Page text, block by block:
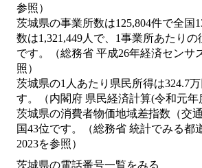
参照）
茨城県の事業所数は125,804件で全国
数は1,321,449人で、1事業所あたりの
です。（総務省 平成26年経済センサ
照）
茨城県の1人あたり県民所得は324.7
す。（内閣府 県民経済計算(令和元年
茨城県の消費者物価地域差指数（交
国43位です。（総務省 統計でみる都
2023を参照）
茨城県の電話番号一覧をみる